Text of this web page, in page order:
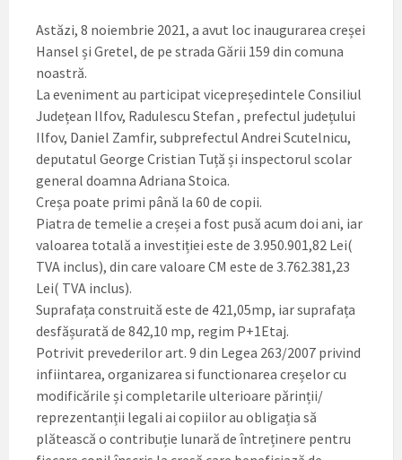
Astăzi, 8 noiembrie 2021, a avut loc inaugurarea creșei
Hansel și Gretel, de pe strada Gării 159 din comuna
noastră.
La eveniment au participat vicepreședintele Consiliul
Județean Ilfov, Radulescu Stefan , prefectul județului
Ilfov, Daniel Zamfir, subprefectul Andrei Scutelnicu,
deputatul George Cristian Tuță și inspectorul scolar
general doamna Adriana Stoica.
Creșa poate primi până la 60 de copii.
Piatra de temelie a creșei a fost pusă acum doi ani, iar
valoarea totală a investiției este de ‪3.950.901‬,82 Lei(
TVA inclus), din care valoare CM este de ‪3.762.381‬,23
Lei( TVA inclus).
Suprafața construită este de 421,05mp, iar suprafața
desfășurată de 842,10 mp, regim P+1Etaj.
Potrivit prevederilor art. 9 din Legea 263/2007 privind
infiintarea, organizarea si functionarea creșelor cu
modificările și completarile ulterioare părinții/
reprezentanții legali ai copiilor au obligația să
plătească o contribuție lunară de întreținere pentru